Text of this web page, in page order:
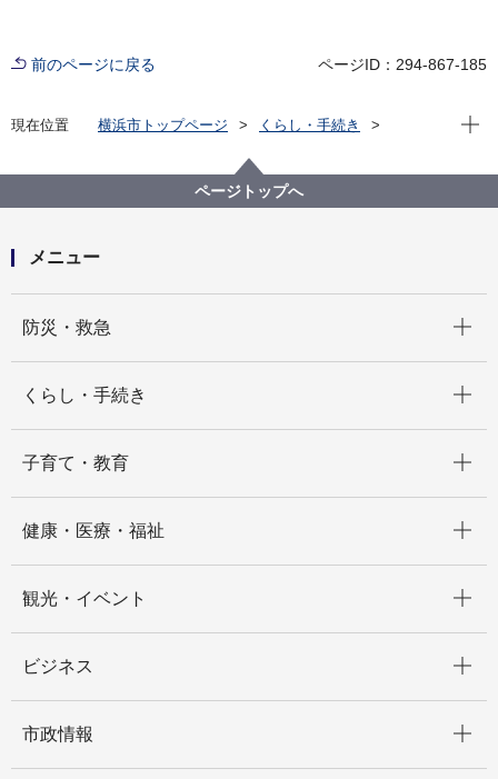
前のページに戻る ページID：294-867-185
現在位置 横浜市トップページ
くらし・手続き
公園の整備計画
舞岡八幡山しぜん公園（旧（仮称）舞岡町公園）
現在
ページトップへ
メニュー
防災・救急
くらし・手続き
子育て・教育
健康・医療・福祉
観光・イベント
ビジネス
市政情報